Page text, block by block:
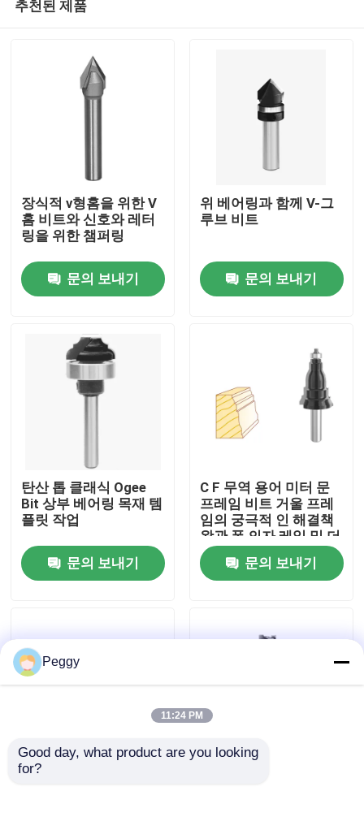
공장 여행
품질 관리
인용문을 요구하세요
스트레이트 라우터 비트
프로필 라우터 비트
추천된 제품
장식적 v형홈을 위한 V
홈 비트와 신호와 레터
링을 위한 챔퍼링
문의 보내기
위 베어링과 함께 V-그
루브 비트
문의 보내기
탄산 톱 클래식 Ogee
Bit 상부 베어링 목재 템
플릿 작업
문의 보내기
C F 무역 용어 미터 문
프레임 비트 거울 프레
임의 궁극적 인 해결책
왕관 폼 의자 레일 및 더
많은
문의 보내기
임페리얼 사이즈 건축
Peggy
11:24 PM
Good day, what product are you looking
for?